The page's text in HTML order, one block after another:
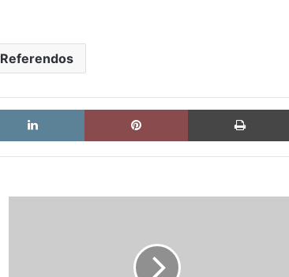
Referendos
LinkedIn Pinterest